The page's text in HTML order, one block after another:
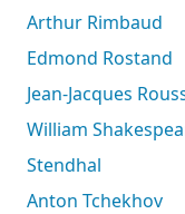
Arthur Rimbaud
Edmond Rostand
Jean-Jacques
William
Stendhal
Anton Tchekhov